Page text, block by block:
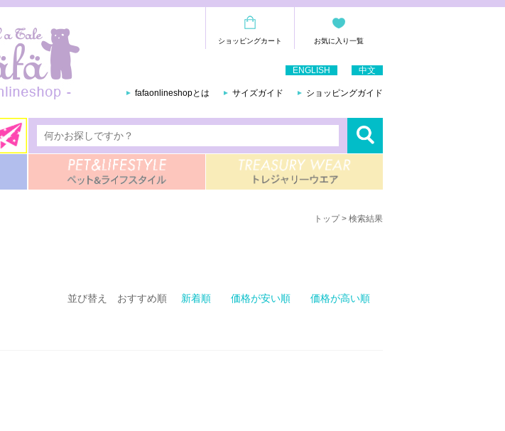
ショッピングカート お気に入り一覧
ENGLISH 中文
fafaonlineshopとは サイズガイド ショッピングガイド
トップ> 検索結果
並び替え おすすめ順 新着順 価格が安い順 価格が高い順